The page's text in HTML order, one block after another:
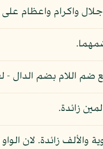
واكرام واعظام على